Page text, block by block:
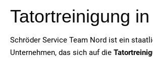
Tatortreinigung
Schröder Service Team Nord ist ein
Unternehmen, das sich auf die